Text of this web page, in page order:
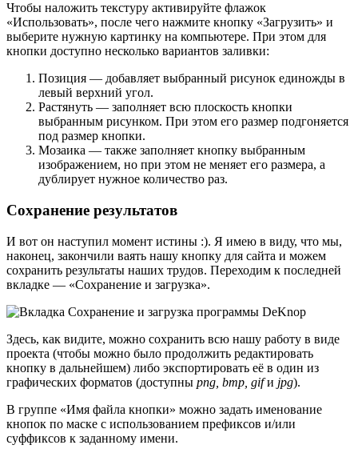
Чтобы наложить текстуру активируйте флажок
«Использовать», после чего нажмите кнопку «Загрузить» и
выберите нужную картинку на компьютере. При этом для
кнопки доступно несколько вариантов заливки:
Позиция — добавляет выбранный рисунок единожды в
левый верхний угол.
Растянуть — заполняет всю плоскость кнопки
выбранным рисунком. При этом его размер подгоняется
под размер кнопки.
Мозаика — также заполняет кнопку выбранным
изображением, но при этом не меняет его размера, а
дублирует нужное количество раз.
Сохранение результатов
И вот он наступил момент истины :). Я имею в виду, что мы,
наконец, закончили ваять нашу кнопку для сайта и можем
сохранить результаты наших трудов. Переходим к последней
вкладке — «Сохранение и загрузка».
Здесь, как видите, можно сохранить всю нашу работу в виде
проекта (чтобы можно было продолжить редактировать
кнопку в дальнейшем) либо экспортировать её в один из
графических форматов (доступны png, bmp, gifи jpg).
В группе «Имя файла кнопки» можно задать именование
кнопок по маске с использованием префиксов и/или
суффиксов к заданному имени.